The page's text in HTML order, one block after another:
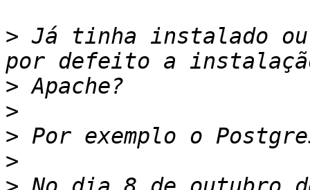
> Já tinha instalado
>
>
>
>